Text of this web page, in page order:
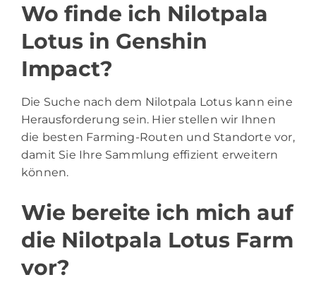
Wo finde ich Nilotpala
Lotus in Genshin
Impact?
Die Suche nach dem Nilotpala Lotus kann eine
Herausforderung sein. Hier stellen wir Ihnen
die besten Farming-Routen und Standorte vor,
damit Sie Ihre Sammlung effizient erweitern
können.
Wie bereite ich mich auf
die Nilotpala Lotus Farm
vor?